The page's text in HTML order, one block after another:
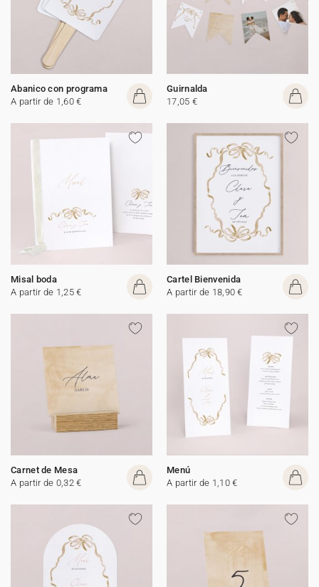
Abanico con programa
A partir de 1,60 €
Guirnalda
17,05 €
Misal boda
A partir de 1,25 €
Cartel Bienvenida
A partir de 18,90 €
Carnet de Mesa
A partir de 0,32 €
Menú
A partir de 1,10 €